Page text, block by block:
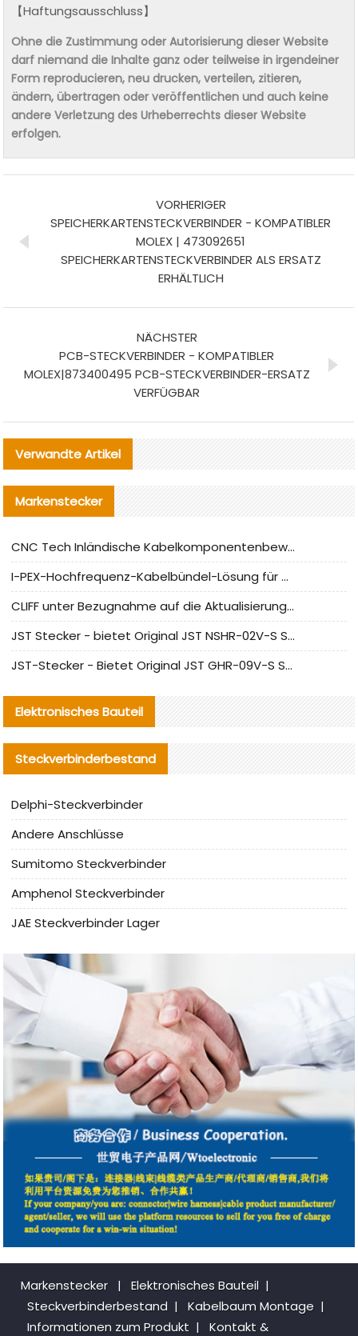
【Haftungsausschluss】
Ohne die Zustimmung oder Autorisierung dieser Website
darf niemand die Inhalte ganz oder teilweise in irgendeiner
Form reproducieren, neu drucken, verteilen, zitieren,
ändern, übertragen oder veröffentlichen und auch keine
andere Verletzung des Urheberrechts dieser Website
erfolgen.
VORHERIGER
SPEICHERKARTENSTECKVERBINDER - KOMPATIBLER
MOLEX | 473092651
SPEICHERKARTENSTECKVERBINDER ALS ERSATZ
ERHÄLTLICH
NÄCHSTER
PCB-STECKVERBINDER - KOMPATIBLER
MOLEX|873400495 PCB-STECKVERBINDER-ERSATZ
VERFÜGBAR
Verwandte Artikel
Markenstecker
CNC Tech Inländische Kabelkomponentenbewertung und Massenproduktionsanpassungsanleitung
I-PEX-Hochfrequenz-Kabelbündel-Lösung für die heimische Produktion analysiert
CLIFF unter Bezugnahme auf die Aktualisierung der chinesischen Stecker-Testnormen
JST Stecker - bietet Original JST NSHR-02V-S Stecker und Ersatzteile an
JST-Stecker - Bietet Original JST GHR-09V-S Stecker und Ersatzteile an
Elektronisches Bauteil
Steckverbinderbestand
Delphi-Steckverbinder
Andere Anschlüsse
Sumitomo Steckverbinder
Amphenol Steckverbinder
JAE Steckverbinder Lager
Markenstecker | Elektronisches Bauteil |
Steckverbinderbestand | Kabelbaum Montage |
Informationen zum Produkt | Kontakt &